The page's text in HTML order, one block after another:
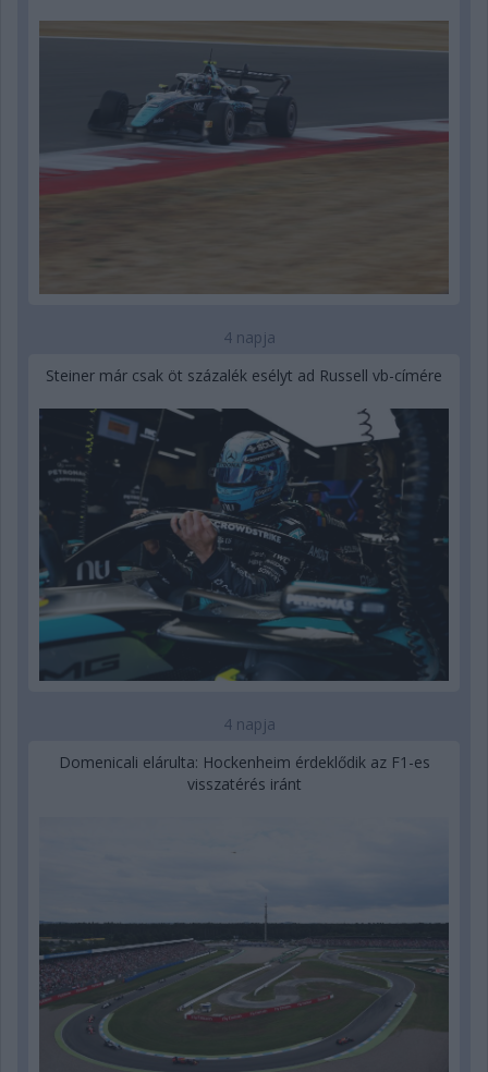
4 napja
Steiner már csak öt százalék esélyt ad Russell vb-címére
4 napja
Domenicali elárulta: Hockenheim érdeklődik az F1-es
visszatérés iránt